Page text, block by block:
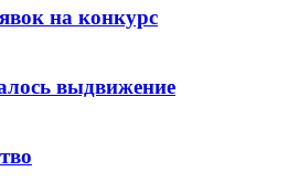
на конкурс
выдвижение